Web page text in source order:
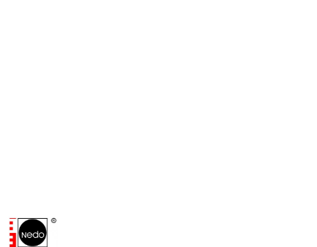
NAZWA
PRODUCENTA:
NEDO